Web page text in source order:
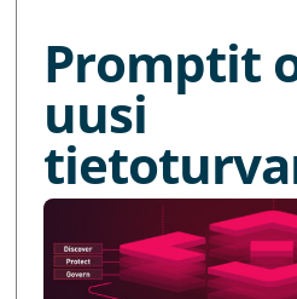
Promptit
uusi